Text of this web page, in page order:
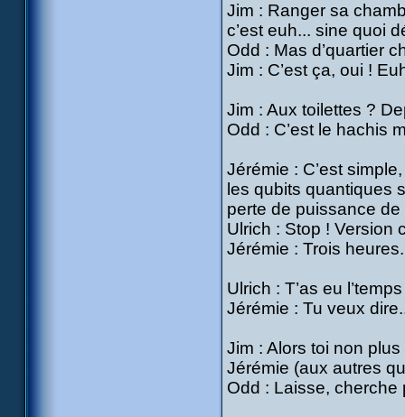
Jim : Ranger sa
c’est euh... sine quoi
Odd : Mas d’quartier
Jim : C’est ça, oui !
Jim : Aux toilettes ?
Odd : C’est le hachis
Jérémie : C’est
les qubits quantiques
perte de puissance
Ulrich : Stop ! Version
Jérémie : Trois heures.
Ulrich : T’as eu
Jérémie : Tu veux
Jim : Alors toi non
Jérémie (aux autres
Odd : Laisse, cherche